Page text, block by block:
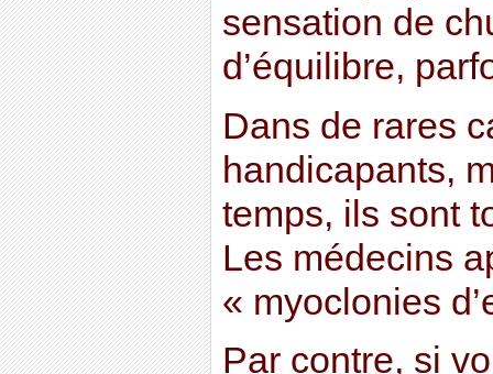
sensation de
d’équilibre,
Dans de rares
handicapants,
temps, ils sont
Les médecins
« myoclonies
Par contre, si